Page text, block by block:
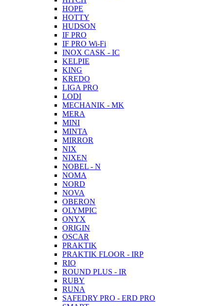
HOPE
HOTTY
HUDSON
IF PRO
IF PRO Wi-Fi
INOX CASK - IC
KELPIE
KING
KREDO
LIGA PRO
LODI
MECHANIK - MK
MERA
MINI
MINTA
MIRROR
NIX
NIXEN
NOBEL - N
NOMA
NORD
NOVA
OBERON
OLYMPIC
ONYX
ORIGIN
OSCAR
PRAKTIK
PRAKTIK FLOOR - IRP
RIO
ROUND PLUS - IR
RUBY
RUNA
SAFEDRY PRO - ERD PRO